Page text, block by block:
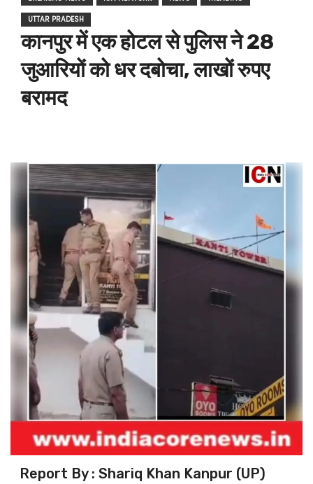
UTTAR PRADESH
कानपुर में एक होटल से पुलिस ने 28
जुआरियों को धर दबोचा, लाखों रुपए
बरामद
Report By : Shariq Khan Kanpur (UP)